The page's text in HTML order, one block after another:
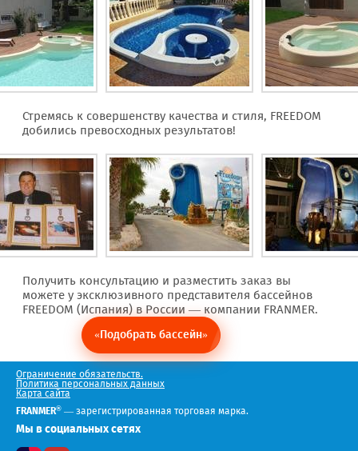
Стремясь к совершенству качества и стиля, FREEDOM
добились превосходных результатов!
Получить консультацию и разместить заказ вы
можете у эксклюзивного представителя бассейнов
FREEDOM (Испания) в России — компании FRANMER.
«Подобрать бассейн»
Ограничение обязательств.
Политика персональных данных
Карта сайта
FRANMER® — зарегистрированная торговая марка.
Мы в социальных сетях